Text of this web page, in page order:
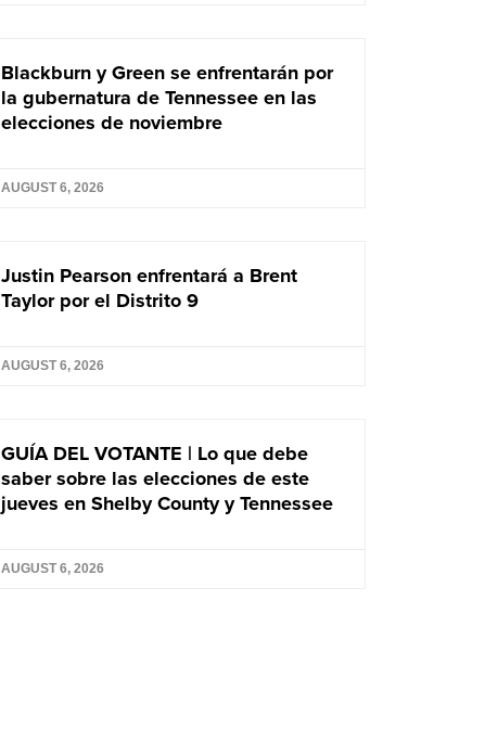
Blackburn y Green se enfrentarán por
la gubernatura de Tennessee en las
elecciones de noviembre
AUGUST 6, 2026
Justin Pearson enfrentará a Brent
Taylor por el Distrito 9
AUGUST 6, 2026
GUÍA DEL VOTANTE | Lo que debe
saber sobre las elecciones de este
jueves en Shelby County y Tennessee
AUGUST 6, 2026